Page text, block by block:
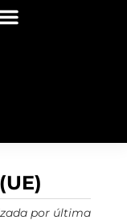
por última